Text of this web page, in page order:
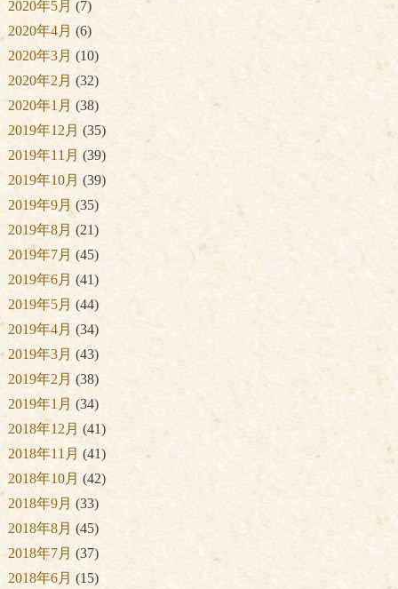
2020年5月 (7)
2020年4月 (6)
2020年3月 (10)
2020年2月 (32)
2020年1月 (38)
2019年12月 (35)
2019年11月 (39)
2019年10月 (39)
2019年9月 (35)
2019年8月 (21)
2019年7月 (45)
2019年6月 (41)
2019年5月 (44)
2019年4月 (34)
2019年3月 (43)
2019年2月 (38)
2019年1月 (34)
2018年12月 (41)
2018年11月 (41)
2018年10月 (42)
2018年9月 (33)
2018年8月 (45)
2018年7月 (37)
2018年6月 (15)